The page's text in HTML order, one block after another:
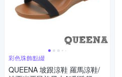
彩色珠飾點綴
QUEENA 坡跟涼鞋 羅馬涼鞋/